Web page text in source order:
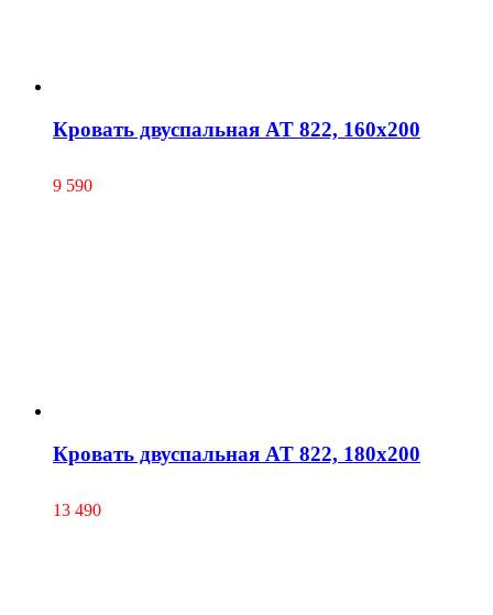
Кровать двуспальная AT 822, 160х200
9 590
Кровать двуспальная AT 822, 180х200
13 490